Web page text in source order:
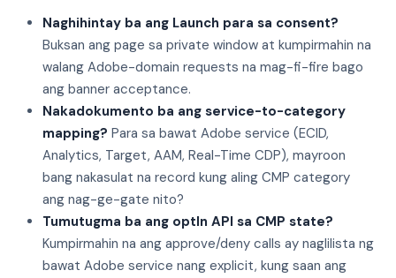
Naghihintay ba ang Launch para sa consent?
Buksan ang page sa private window at kumpirmahin na
walang Adobe-domain requests na mag-fi-fire bago
ang banner acceptance.
Nakadokumento ba ang service-to-category
mapping? Para sa bawat Adobe service (ECID,
Analytics, Target, AAM, Real-Time CDP), mayroon
bang nakasulat na record kung aling CMP category
ang nag-ge-gate nito?
Tumutugma ba ang optIn API sa CMP state?
Kumpirmahin na ang approve/deny calls ay naglilista ng
bawat Adobe service nang explicit, kung saan ang